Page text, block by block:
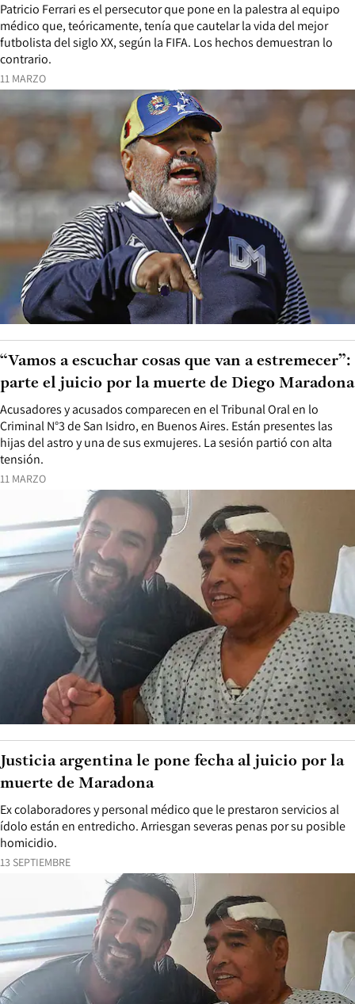
11 MARZO
Patricio Ferrari es el persecutor que pone en la palestra al equipo
médico que, teóricamente, tenía que cautelar la vida del mejor
futbolista del siglo XX, según la FIFA. Los hechos demuestran lo
contrario.
11 MARZO
Acusadores y acusados comparecen en el Tribunal Oral en lo
Criminal N°3 de San Isidro, en Buenos Aires. Están presentes las
hijas del astro y una de sus exmujeres. La sesión partió con alta
tensión.
“Vamos a escuchar cosas que van a estremecer”:
parte el juicio por la muerte de Diego Maradona
13 SEPTIEMBRE
Ex colaboradores y personal médico que le prestaron servicios al
ídolo están en entredicho. Arriesgan severas penas por su posible
homicidio.
Justicia argentina le pone fecha al juicio por la
muerte de Maradona